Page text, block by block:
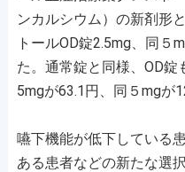
ンカルシウム）の新剤形
トールOD錠2.5mg、同５
た。通常錠と同様、OD錠
5mgが63.1円、同５mgが
嚥下機能が低下している
ある患者などの新たな選